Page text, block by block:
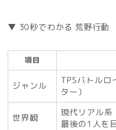
▼ 30秒でわかる 荒野行動
項目
ジャンル
TPSバトルロ
ター）
世界観
現代リアル
最後の1人を